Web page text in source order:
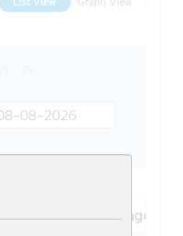
Fund change